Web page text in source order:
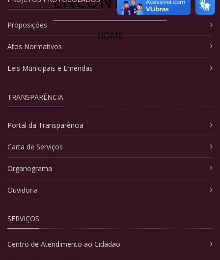
HOME
Proposições
Atos Normativos
Leis Municipais e Emendas
TRANSPARÊNCIA
Portal da Transparência
Carta de Serviços
Organograma
Ouvidoria
SERVIÇOS
Centro de Atendimento ao Cidadão